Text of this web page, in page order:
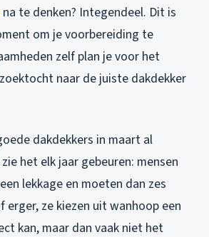
na te denken? Integendeel. Dit is
om je voorbereiding te
zelf plan je voor het
naar de juiste dakdekker
dakdekkers in maart al
het elk jaar gebeuren: mensen
lekkage en moeten dan zes
erger, ze kiezen uit wanhoop een
kan, maar dan vaak niet het